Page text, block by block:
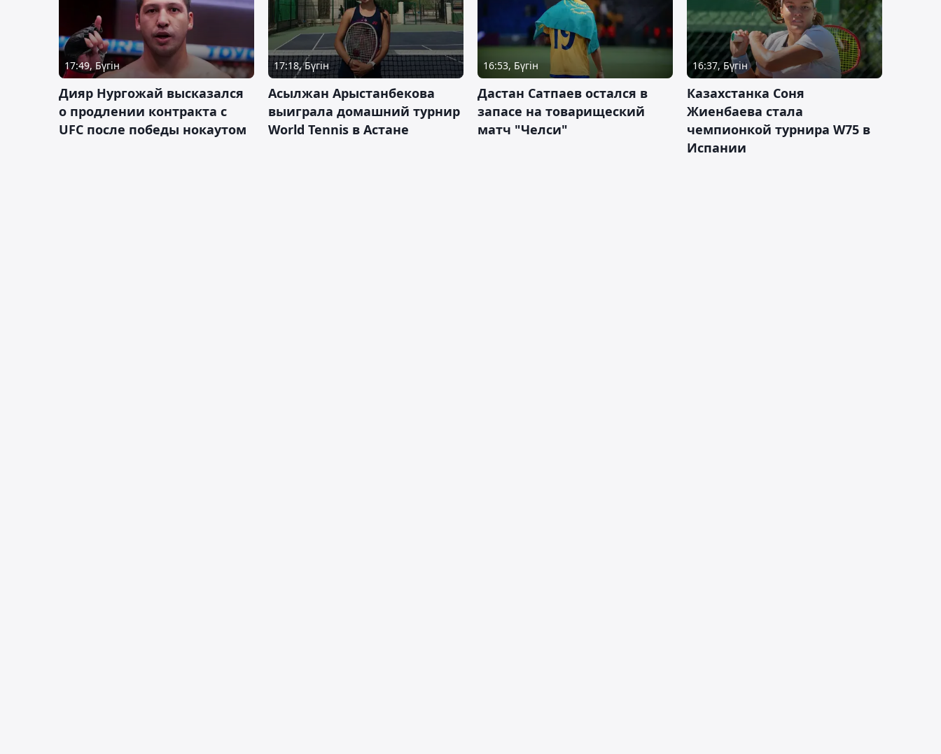
17:49, Бүгін
Дияр Нургожай высказался
о продлении контракта с
UFC после победы нокаутом
17:18, Бүгін
Асылжан Арыстанбекова
выиграла домашний турнир
World Tennis в Астане
16:53, Бүгін
Дастан Сатпаев остался в
запасе на товарищеский
матч "Челси"
16:37, Бүгін
Казахстанка Соня
Жиенбаева стала
чемпионкой турнира W75 в
Испании